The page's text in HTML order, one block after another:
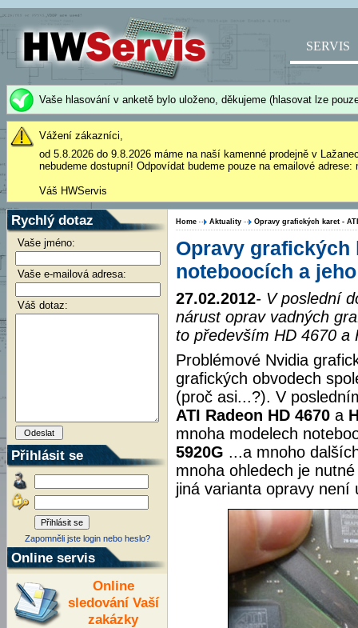
SERVIS
Vaše hlasování v anketě bylo uloženo, děkujeme (hlasovat lze
Vážení zákazníci,
od 5.8.2026 do 9.8.2026 máme na naší kamenné prodejně v
nebudeme dostupní! Odpovídat budeme pouze na emailové
Váš HWServis
Rychlý dotaz
Vaše jméno:
Vaše e-mailová adresa:
Váš dotaz:
Přihlásit se
Zapomněli jste login nebo heslo?
Online servis
Online
sledování Vaší
zakázky
Home Aktuality Opravy grafických karet -
Opravy grafických
noteboocích a
27.02.2012- V poslední
nárust oprav vadných
to především HD 4670 a
Problémové Nvidia
grafických obvodech
(proč asi...?). V
ATI Radeon HD 4670 a
mnoha modelech
5920G ...a mnoho
mnoha ohledech je
jiná varianta opravy není